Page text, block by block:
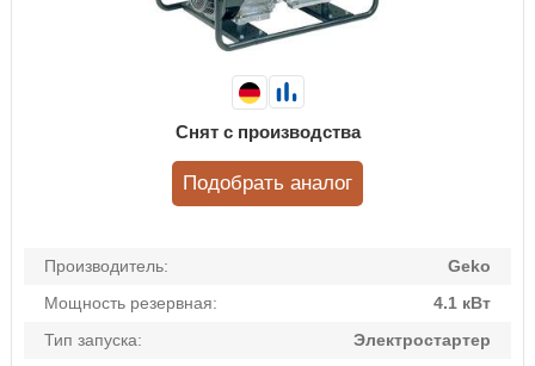
Производитель:
Geko
Мощность резервная:
4.1 кВт
Тип запуска:
Электростартер
Снят с производства
Подобрать аналог